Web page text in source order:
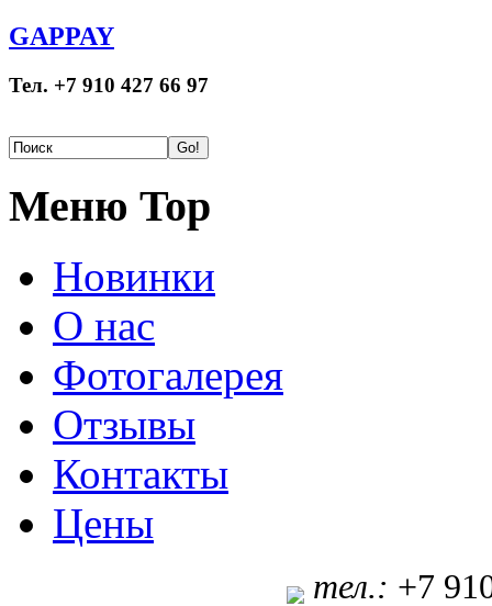
GAPPAY
Тел. +7 910 427 66 97
Меню Top
Новинки
О нас
Фотогалерея
Отзывы
Контакты
Цены
тел.: +7